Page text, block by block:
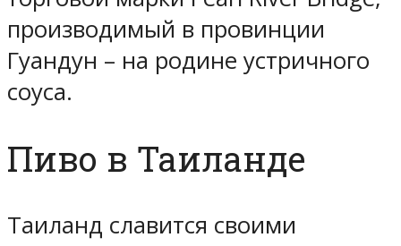
производимый в провинции
Гуандун – на родине устричного
соуса.
Пиво в Таиланде
Таиланд славится своими